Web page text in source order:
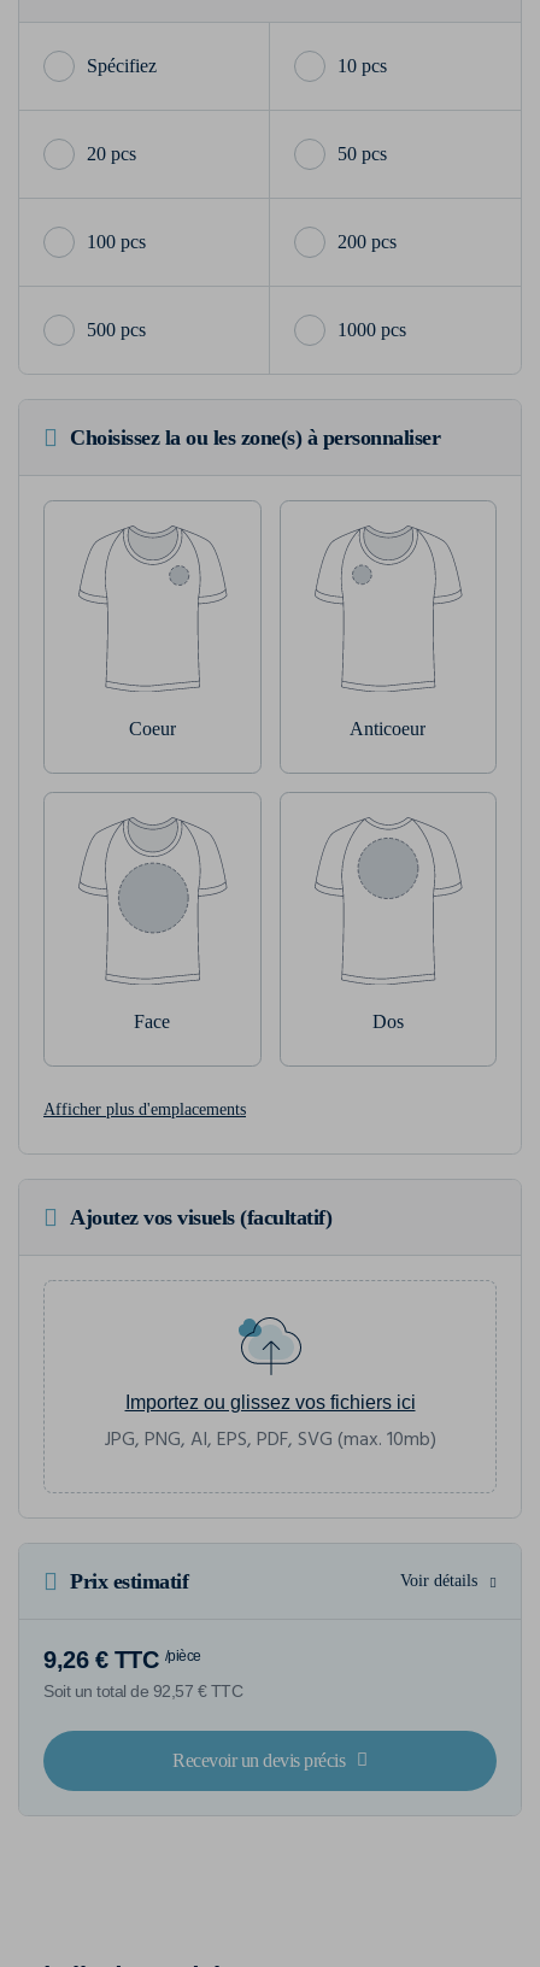
10 pcs
20 pcs 50 pcs
100 pcs 200 pcs
500 pcs 1000 pcs
Choisissez la ou les zone(s) à personnaliser
Coeur Anticoeur
Face Dos
Afficher plus d'emplacements
Ajoutez vos visuels (facultatif)
Importez ou glissez vos fichiers ici
JPG, PNG, AI, EPS, PDF, SVG (max. 10mb)
Prix estimatif Voir détails
9,26 € TTC /pièce
Soit un total de 92,57 € TTC
Recevoir un devis précis